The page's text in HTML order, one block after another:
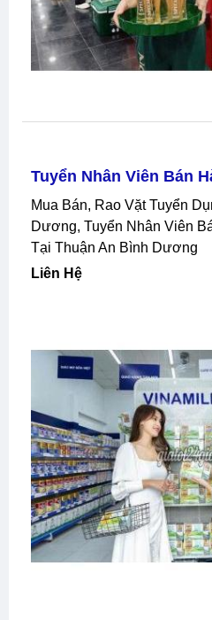
Dương, Thủ Dầu Một-PG
Sabeco Tại Thủ Dầu Một
Liên Hệ
Tuyển Nhân Viên Bán
Mua Bán, Rao Vặt Tuyển Dụng Thuận An Bình
Dương, Tuyển Nhân Viên
Tại Thuận An Bình Dương
Liên Hệ